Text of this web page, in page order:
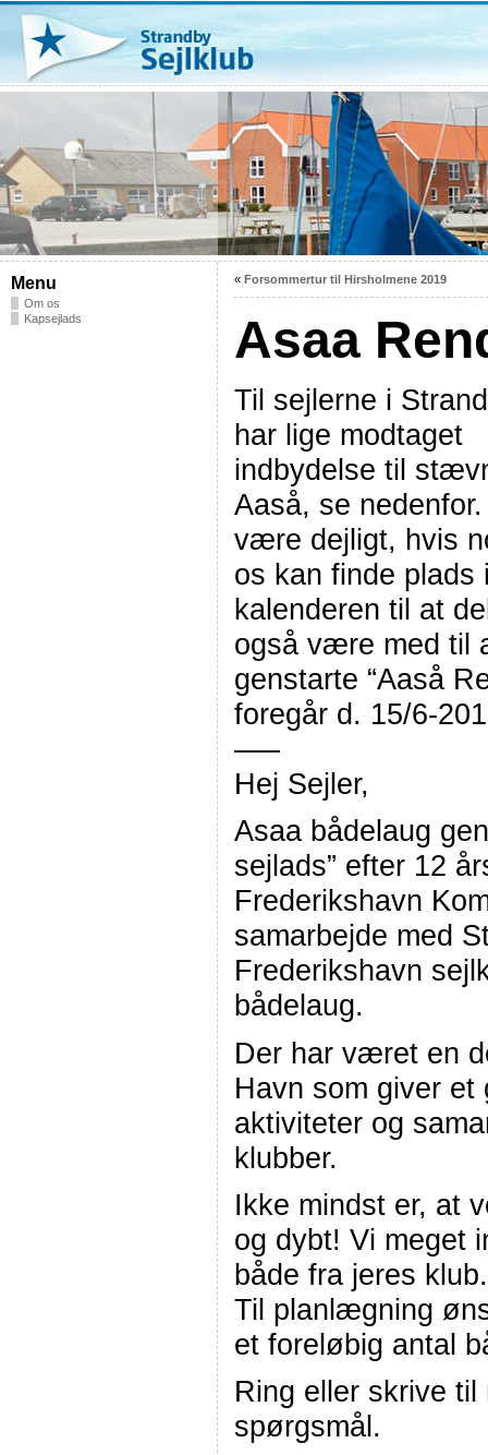
Menu
Om os
Kapsejlads
« Forsommertur til Hirsholmene 2019
Asaa
Til sejlerne i
har lige modtaget
indbydelse til
Aaså, se
være dejligt, hvis
os kan finde plads
kalenderen til at
også være med til
genstarte “Aaså
foregår d. 15/6-
—–
Hej Sejler,
Asaa bådelaug
sejlads” efter 12
Frederikshavn
samarbejde med
Frederikshavn
bådelaug.
Der har været en
Havn som giver et
aktiviteter og
klubber.
Ikke mindst er, at
og dybt! Vi meget
både fra jeres klub.
Til planlægning
et foreløbig antal
Ring eller skrive
spørgsmål.